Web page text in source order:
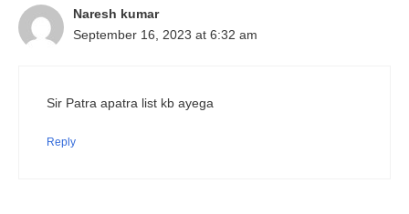
Naresh kumar
September 16, 2023 at 6:32 am
Sir Patra apatra list kb ayega
Reply